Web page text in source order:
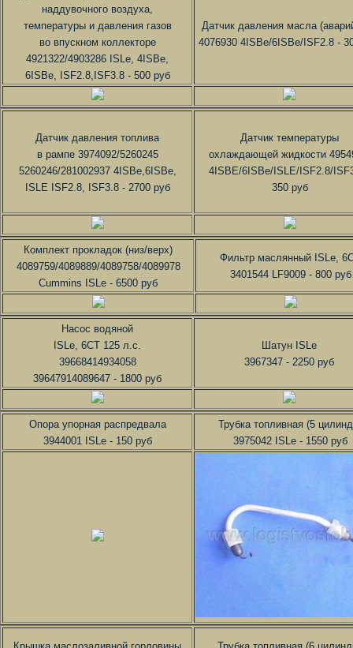
наддувочного воздуха,
температуры и давления газов
во впускном коллекторе
4921322/4903286 ISLe, 4ISBe,
6ISBe, ISF2.8,ISF3.8 - 500 руб
Датчик давления масла
4076930 4ISBe/6ISBe/ISF2.8 -
Датчик давления топлива
в рампе 3974092/5260245
5260246/281002937 4ISBe,6ISBe,
ISLE ISF2.8, ISF3.8 - 2700 руб
Датчик температуры
охлаждающей жидкости
4ISBE/6ISBe/ISLE/ISF2.8/
350 руб
Комплект прокладок (низ/верх)
4089759/4089889/4089758/4089978
Cummins ISLe - 6500 руб
Фильтр маслянный ISLe,
3401544 LF9009 - 800 руб
Насос водяной
ISLe, 6CT 125 л.с.
39668414934058
39647914089647 - 1800 руб
Шатун ISLe
3967347 - 2250 руб
Опора упорная распредвала
3944001 ISLe - 150 руб
Трубка топливная (5
3975042 ISLe - 1550 руб